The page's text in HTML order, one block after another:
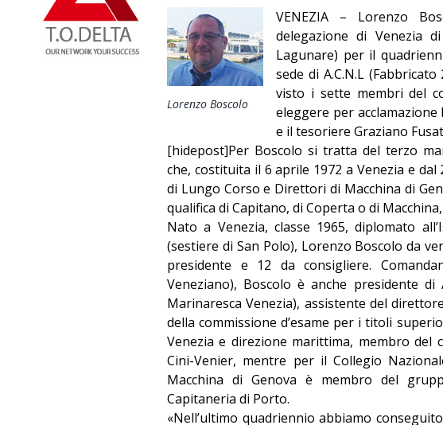
Lorenzo Boscolo
VENEZIA – Lorenzo
delegazione di Venezia di
Lagunare) per il
sede di A.C.N.L
visto i sette membri del
eleggere per
e il tesoriere Graziano
[hidepost]Per Boscolo si tratta del terzo
che, costituita il 6 aprile 1972 a Venezia e
di Lungo Corso e Direttori di Macchina di
qualifica di Capitano, di Coperta o di
Nato a Venezia, classe 1965, diplomato
(sestiere di San Polo), Lorenzo Boscolo da
presidente e 12 da consigliere.
Veneziano), Boscolo è anche presidente di
Marinaresca Venezia), assistente del
della commissione d’esame per i titoli
Venezia e direzione marittima, membro del
Cini-Venier, mentre per il Collegio
Macchina di Genova è membro del
Capitaneria di Porto.
«Nell’ultimo quadriennio abbiamo